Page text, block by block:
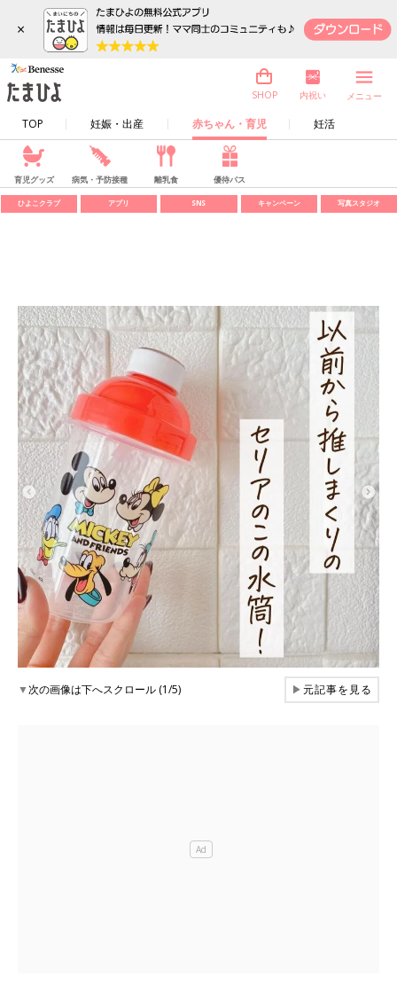
×
TOP 妊娠・出産 赤ちゃん・育児 妊活
SHOP 内祝い メニュー
育児グッズ 病気・予防接種 離乳食 優待パス
ひよこクラブ アプリ SNS キャンペーン 写真スタジオ
▼次の画像は下へスクロール (1/5) ▶元記事を見る